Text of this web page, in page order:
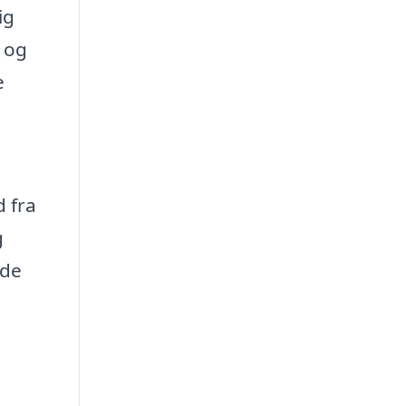
fra